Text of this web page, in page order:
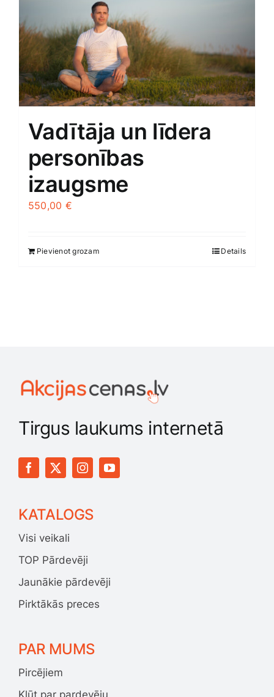
Vadītāja un līdera
personības
izaugsme
550,00 €
Pievienot grozam Details
Tirgus laukums internetā
KATALOGS
Visi veikali
TOP Pārdevēji
Jaunākie pārdevēji
Pirktākās preces
PAR MUMS
Pircējiem
Kļūt par pardevēju